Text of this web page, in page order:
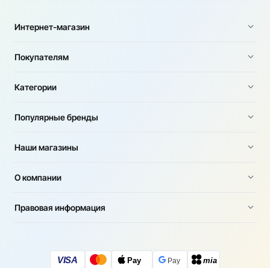
Интернет-магазин
Покупателям
Категории
Популярные бренды
Наши магазины
О компании
Правовая информация
VISA Pay Pay mia